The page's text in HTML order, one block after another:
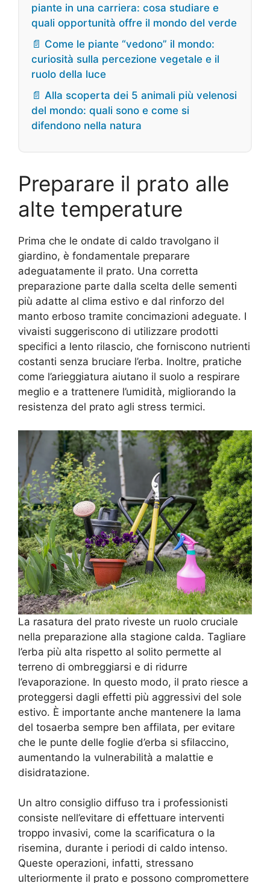
piante in una carriera: cosa studiare e
quali opportunità offre il mondo del verde
📄 Come le piante “vedono” il mondo:
curiosità sulla percezione vegetale e il
ruolo della luce
📄 Alla scoperta dei 5 animali più velenosi
del mondo: quali sono e come si
difendono nella natura
Preparare il prato alle
alte temperature
Prima che le ondate di caldo travolgano il
giardino, è fondamentale preparare
adeguatamente il prato. Una corretta
preparazione parte dalla scelta delle sementi
più adatte al clima estivo e dal rinforzo del
manto erboso tramite concimazioni adeguate. I
vivaisti suggeriscono di utilizzare prodotti
specifici a lento rilascio, che forniscono nutrienti
costanti senza bruciare l’erba. Inoltre, pratiche
come l’arieggiatura aiutano il suolo a respirare
meglio e a trattenere l’umidità, migliorando la
resistenza del prato agli stress termici.
La rasatura del prato riveste un ruolo cruciale
nella preparazione alla stagione calda. Tagliare
l’erba più alta rispetto al solito permette al
terreno di ombreggiarsi e di ridurre
l’evaporazione. In questo modo, il prato riesce a
proteggersi dagli effetti più aggressivi del sole
estivo. È importante anche mantenere la lama
del tosaerba sempre ben affilata, per evitare
che le punte delle foglie d’erba si sfilaccino,
aumentando la vulnerabilità a malattie e
disidratazione.
Un altro consiglio diffuso tra i professionisti
consiste nell’evitare di effettuare interventi
troppo invasivi, come la scarificatura o la
risemina, durante i periodi di caldo intenso.
Queste operazioni, infatti, stressano
ulteriormente il prato e possono compromettere